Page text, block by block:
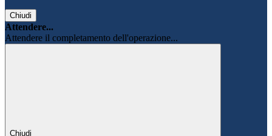
Chiudi
Attendere...
Attendere il completamento dell'operazione...
Chiudi